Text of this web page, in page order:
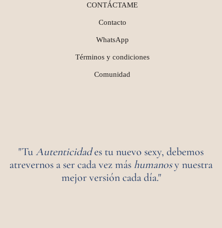
CONTÁCTAME
Contacto
WhatsApp
Términos y condiciones
Comunidad
"TuAutenticidades tu nuevo sexy, debemos
atrevernos a ser cada vez máshumanosy nuestra
mejor versión cada día."